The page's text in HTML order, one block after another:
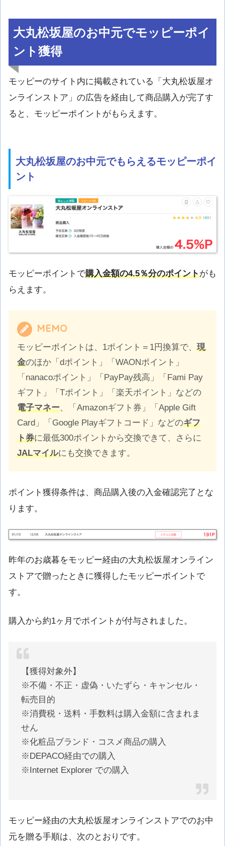
大丸松坂屋のお中元でモッピーポイ
ント獲得
モッピーのサイト内に掲載されている「大丸松坂屋オ
ンラインストア」の広告を経由して商品購入が完了す
ると、モッピーポイントがもらえます。
大丸松坂屋のお中元でもらえるモッピーポイ
ント
モッピーポイントで購入金額の4.5％分のポイントがも
らえます。
MEMO
モッピーポイントは、1ポイント＝1円換算で、 現
金のほか「dポイント」「WAONポイント」
「nanacoポイント」「PayPay残高」「Fami Pay
ギフト」「Tポイント」「楽天ポイント」などの
電子マネー、「Amazonギフト券」「Apple Gift
Card」「Google Playギフトコード」などのギフ
ト券に最低300ポイントから交換できて、さらに
JALマイルにも交換できます。
ポイント獲得条件は、商品購入後の入金確認完了とな
ります。
昨年のお歳暮をモッピー経由の大丸松坂屋オンライン
ストアで贈ったときに獲得したモッピーポイントで
す。
購入から約1ヶ月でポイントが付与されました。
【獲得対象外】
※不備・不正・虚偽・いたずら・キャンセル・
転売目的
※消費税・送料・手数料は購入金額に含まれま
せん
※化粧品ブランド・コスメ商品の購入
※DEPACO経由での購入
※Internet Explorer での購入
モッピー経由の大丸松坂屋オンラインストアでのお中
元を贈る手順は、次のとおりです。